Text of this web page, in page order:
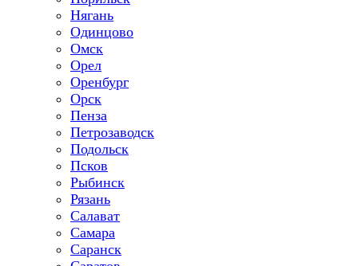
Нягань
Одинцово
Омск
Орел
Оренбург
Орск
Пенза
Петрозаводск
Подольск
Псков
Рыбинск
Рязань
Салават
Самара
Саранск